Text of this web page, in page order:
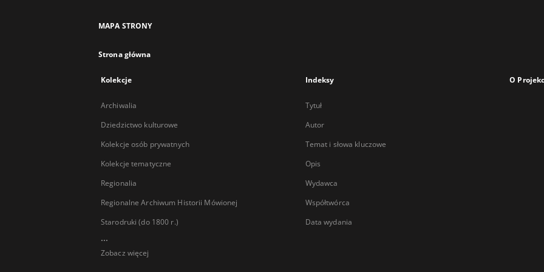
MAPA STRONY
Strona główna
Kolekcje
Archiwalia
Dziedzictwo kulturowe
Kolekcje osób prywatnych
Kolekcje tematyczne
Regionalia
Regionalne Archiwum Historii Mówionej
Starodruki (do 1800 r.)
...
Zobacz więcej
Indeksy
Tytuł
Autor
Temat i słowa kluczowe
Opis
Wydawca
Współtwórca
Data wydania
O